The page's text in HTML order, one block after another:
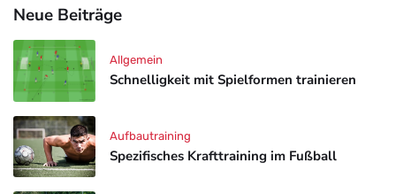
Neue Beiträge
Schnelligkeit mit Spielformen trainieren
Allgemein
Spezifisches Krafttraining im Fußball
Aufbautraining